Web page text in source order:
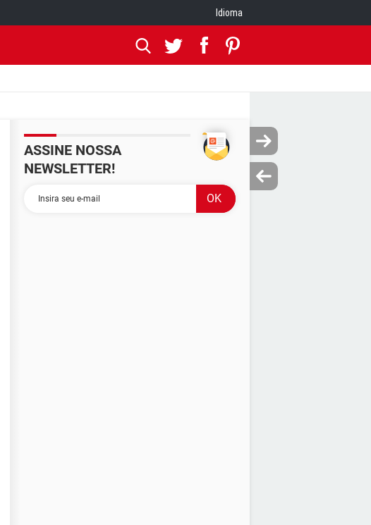
Idioma
ASSINE NOSSA
NEWSLETTER!